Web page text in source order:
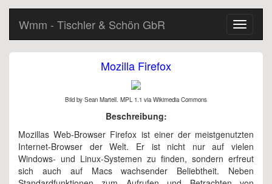
Toggle
Wmm - Tischler & Schön GbR
Mozilla Firefox
Bild by Sean Martell. MPL 1.1 via Wikimedia Commons
Beschreibung:
Mozillas Web-Browser Firefox ist einer der meistgenutzten
Internet-Browser der Welt. Er ist nicht nur auf vielen
Windows- und Linux-Systemen zu finden, sondern erfreut
sich auch auf Macs wachsender Beliebtheit. Neben